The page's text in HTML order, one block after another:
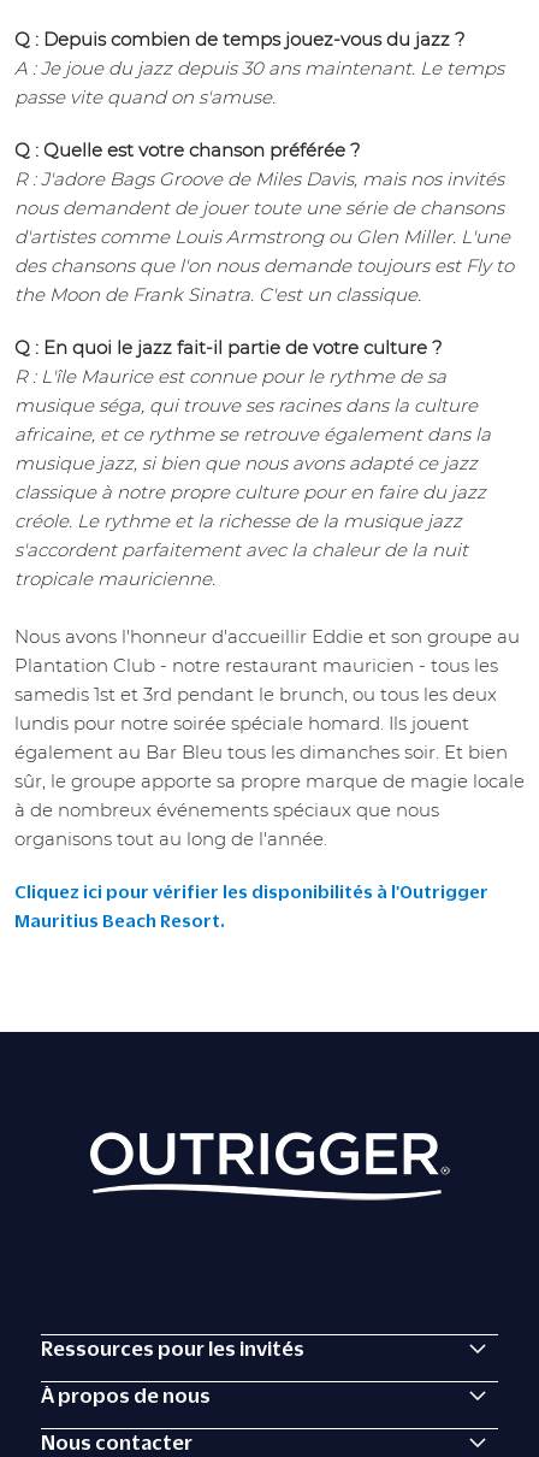
Q : Depuis combien de temps jouez-vous du jazz ?
A : Je joue du jazz depuis 30 ans maintenant. Le temps
passe vite quand on s'amuse.
Q : Quelle est votre chanson préférée ?
R : J'adore Bags Groove de Miles Davis, mais nos invités
nous demandent de jouer toute une série de chansons
d'artistes comme Louis Armstrong ou Glen Miller. L'une
des chansons que l'on nous demande toujours est Fly to
the Moon de Frank Sinatra. C'est un classique.
Q : En quoi le jazz fait-il partie de votre culture ?
R : L'île Maurice est connue pour le rythme de sa
musique séga, qui trouve ses racines dans la culture
africaine, et ce rythme se retrouve également dans la
musique jazz, si bien que nous avons adapté ce jazz
classique à notre propre culture pour en faire du jazz
créole. Le rythme et la richesse de la musique jazz
s'accordent parfaitement avec la chaleur de la nuit
tropicale mauricienne.
Nous avons l'honneur d'accueillir Eddie et son groupe au
Plantation Club - notre restaurant mauricien - tous les
samedis 1st et 3rd pendant le brunch, ou tous les deux
lundis pour notre soirée spéciale homard. Ils jouent
également au Bar Bleu tous les dimanches soir. Et bien
sûr, le groupe apporte sa propre marque de magie locale
à de nombreux événements spéciaux que nous
organisons tout au long de l'année.
Cliquez ici pour vérifier les disponibilités à l'Outrigger
Mauritius Beach Resort.
Ressources pour les invités
À propos de nous
Nous contacter